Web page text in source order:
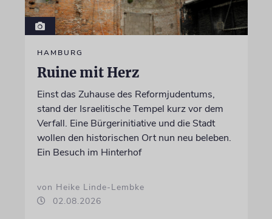
HAMBURG
Ruine mit Herz
Einst das Zuhause des Reformjudentums,
stand der Israelitische Tempel kurz vor dem
Verfall. Eine Bürgerinitiative und die Stadt
wollen den historischen Ort nun neu beleben.
Ein Besuch im Hinterhof
von Heike Linde-Lembke
02.08.2026